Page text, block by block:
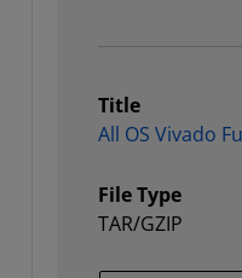
Title
All OS Vivado
File Type
TAR/GZIP